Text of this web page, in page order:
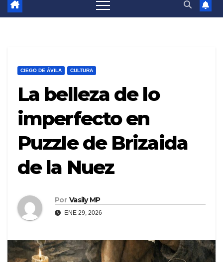
CIEGO DE ÁVILA CULTURA
La belleza de lo
imperfecto en
Puzzle de Brizaida
de la Nuez
Por Vasily MP
ENE 29, 2026